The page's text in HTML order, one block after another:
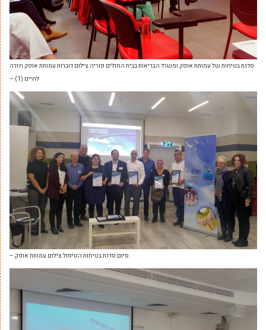
‏‏סדנת בטיחות של עמותת אופק ומשרד הבריאות בבית החולים פוריה.צילום דוברות עמותת אופק חזרה
לחיים (1) –
‏‏סיום סדנת בטיחות הטיפול.צילום עמותת אופק –